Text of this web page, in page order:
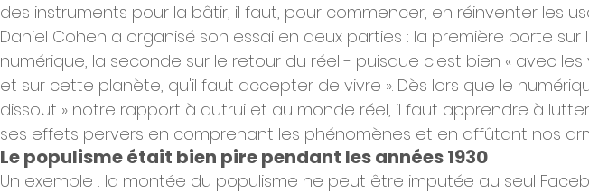
des instruments pour la bâtir, il faut, pour commencer, en réinventer les
Daniel Cohen a organisé son essai en deux parties : la première porte sur
numérique, la seconde sur le retour du réel - puisque c'est bien « avec les
et sur cette planète, qu'il faut accepter de vivre ». Dès lors que le
dissout » notre rapport à autrui et au monde réel, il faut apprendre à
ses effets pervers en comprenant les phénomènes et en affûtant nos
Le populisme était bien pire pendant les années 1930
Un exemple : la montée du populisme ne peut être imputée au seul